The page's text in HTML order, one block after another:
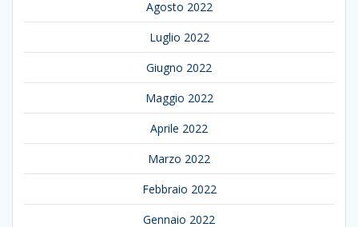
Agosto 2022
Luglio 2022
Giugno 2022
Maggio 2022
Aprile 2022
Marzo 2022
Febbraio 2022
Gennaio 2022